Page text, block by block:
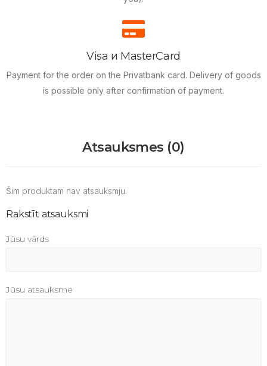
Visa и MasterCard
Payment for the order on the Privatbank card. Delivery of goods
is possible only after confirmation of payment.
Atsauksmes (0)
Šim produktam nav atsauksmju.
Rakstīt atsauksmi
Jūsu vārds
Jūsu atsauksme